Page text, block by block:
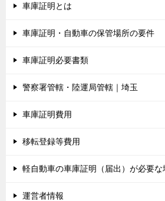
車庫証明とは
車庫証明・自動車の保管場所の要件
車庫証明必要書類
警察署管轄・陸運局管轄｜埼玉
車庫証明費用
移転登録等費用
軽自動車の車庫証明（届出）が必要な
運営者情報